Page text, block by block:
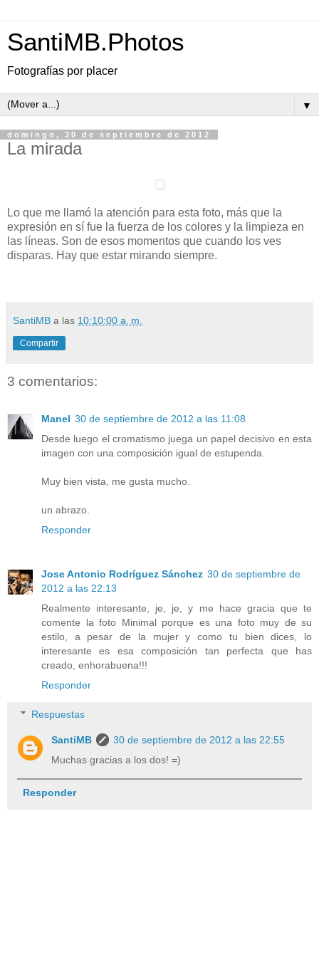
SantiMB.Photos
Fotografías por placer
▼
domingo, 30 de septiembre de 2012
La mirada
Lo que me llamó la atención para esta foto, más que la
expresión en sí fue la fuerza de los colores y la limpieza en
las líneas. Son de esos momentos que cuando los ves
disparas. Hay que estar mirando siempre.
SantiMB a las 10:10:00 a. m.
Compartir
3 comentarios:
Manel 30 de septiembre de 2012 a las 11:08
Desde luego el cromatismo juega un papel decisivo en esta
imagen con una composición igual de estupenda.
Muy bien vista, me gusta mucho.
un abrazo.
Responder
Jose Antonio Rodríguez Sánchez 30 de septiembre de
2012 a las 22:13
Realmente interesante, je, je, y me hace gracia que te
comente la foto Minimal porque es una foto muy de su
estilo, a pesar de la mujer y como tu bien dices, lo
interesante es esa composición tan perfecta que has
creado, enhorabuena!!!
Responder
Respuestas
SantiMB
30 de septiembre de 2012 a las 22:55
Muchas gracias a los dos! =)
Responder